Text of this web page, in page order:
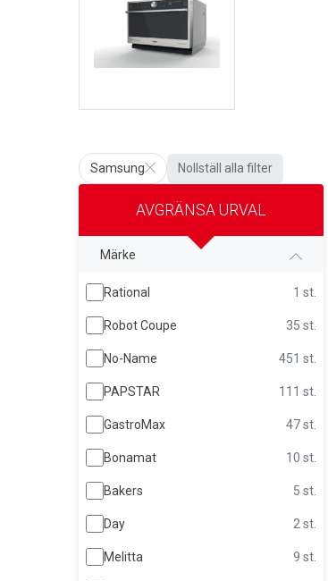
Samsung Nollställ alla filter
AVGRÄNSA URVAL
Märke
Rational 1 st.
Robot Coupe 35 st.
No-Name 451 st.
PAPSTAR 111 st.
GastroMax 47 st.
Bonamat 10 st.
Bakers 5 st.
Day 2 st.
Melitta 9 st.